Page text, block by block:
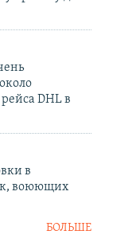
DHL в
в
воюющих
БОЛЬШЕ